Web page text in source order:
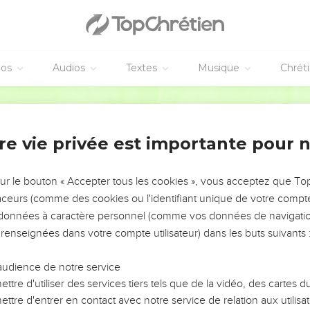
Audios Textes Musique
de ne dire à personne qu'il était le Messie.
commença à montrer à ses disciples qu'il devait aller à
chefs des prêtres et des spécialistes de la loi, être mis à mort
et se mit à le reprendre en disant : « Que Dieu t'en garde,
et dit à Pierre : « Arrière, Satan, tu es un piège pour moi, car
celles des hommes. »
: « Si quelqu'un veut être mon disciple, qu'il renonce à
me suive !
de gagner le monde entier, s'il perd son âme ? Ou que
?
vie privée est importante pour
le bouton « Accepter tous les cookies », vous acceptez que
(comme des cookies ou l'identifiant unique de votre
à caractère personnel (comme vos données de
dans votre compte utilisateur) dans les buts suivants :
de notre service
d'utiliser des services tiers tels que de la vidéo, des cartes
d'entrer en contact avec notre service de relation aux